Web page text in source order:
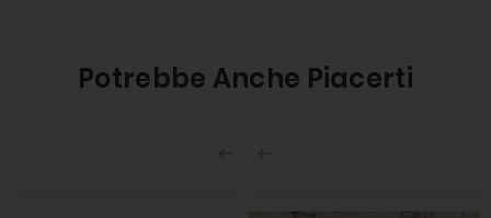
Potrebbe Anche Piacerti